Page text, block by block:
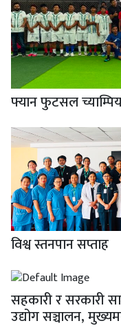
फ्यान फुटसल
विश्व स्तनपान सप्ताह
सहकारी र सरकारी
उद्योग सञ्चालन,